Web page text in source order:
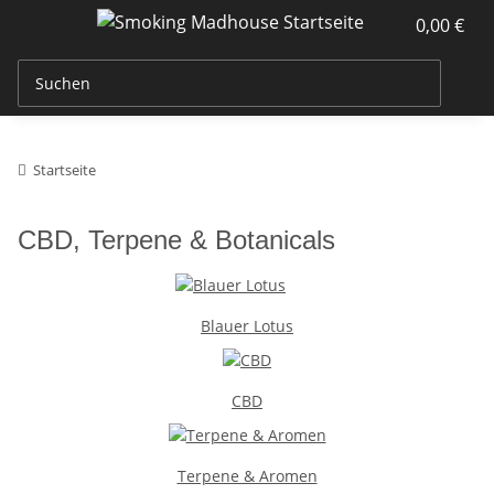
0,00 €
Startseite
CBD, Terpene & Botanicals
Blauer Lotus
CBD
Terpene & Aromen